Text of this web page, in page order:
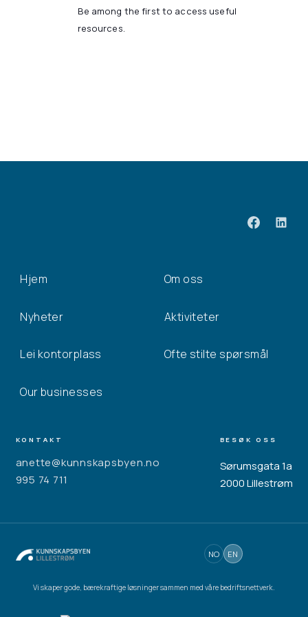
Be among the first to access useful
resources.
Hjem Om oss
Nyheter Aktiviteter
Lei kontorplass Ofte stilte spørsmål
Our businesses
KONTAKT
anette@kunnskapsbyen.no
995 74 711
BESØK OSS
Sørumsgata 1a
2000 Lillestrøm
Vi skaper gode, bærekraftige løsninger sammen med våre bedriftsnettverk.
NO EN